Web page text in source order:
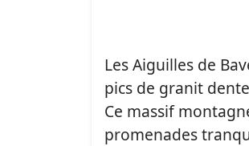
Les Aiguilles de
pics de granit
Ce massif
promenades